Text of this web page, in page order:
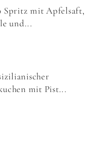
Spritz mit Apfelsaft,
und...
mit Pist...